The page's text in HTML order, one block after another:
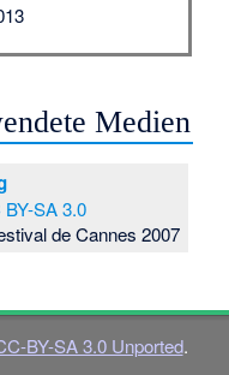
Medien
BY-SA 3.0
de Cannes 2007
BY-SA 3.0 Unported.